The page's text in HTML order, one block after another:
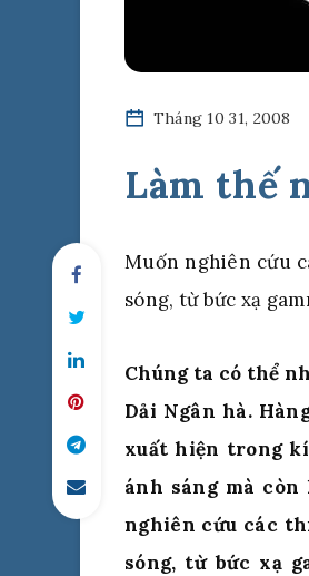
Tháng 10 31, 2008
Làm thế
Muốn nghiên cứu
sóng, từ bức xạ
Chúng ta có thể
Dải Ngân hà.
xuất hiện trong
ánh sáng mà
nghiên cứu các
sóng, từ bức xạ